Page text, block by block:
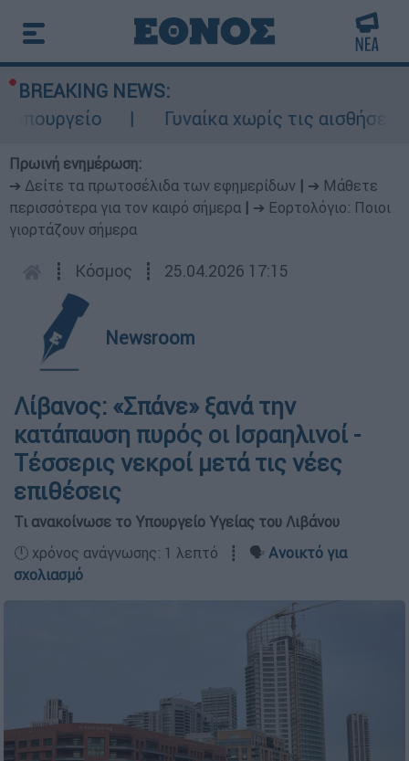
BREAKING NEWS:
Γυναίκα χωρίς τις αισθήσεις
Πρωινή ενημέρωση:
➔ Δείτε τα πρωτοσέλιδα των εφημερίδων
➔ Μάθετε
περισσότερα για τον καιρό σήμερα
➔ Εορτολόγιο: Ποιοι
γιορτάζουν σήμερα
┋ Κόσμος ┋ 25.04.2026 17:15
Newsroom
Λίβανος: «Σπάνε» ξανά την
κατάπαυση πυρός οι Ισραηλινοί -
Τέσσερις νεκροί μετά τις νέες
επιθέσεις
Τι ανακοίνωσε το Υπουργείο Υγείας του Λιβάνου
🕛 χρόνος ανάγνωσης: 1 λεπτό ┋ 🗣️ Ανοικτό για
σχολιασμό